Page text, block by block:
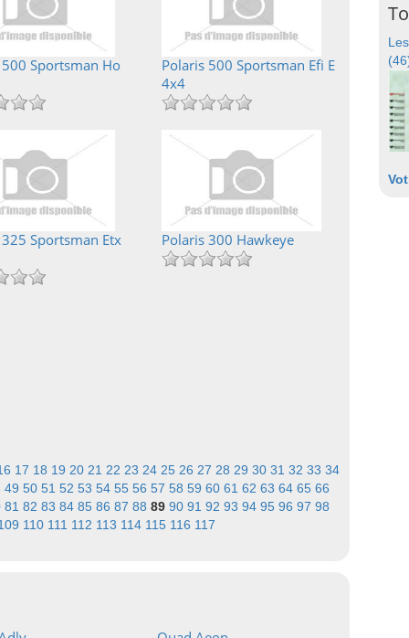
Sportsman Ho
Polaris 500 Sportsman Efi E
4x4
Sportsman Etx Polaris 300 Hawkeye
17 18 19 20 21 22 23 24 25 26 27 28 29 30 31 32 33 34
49 50 51 52 53 54 55 56 57 58 59 60 61 62 63 64 65 66
81 82 83 84 85 86 87 88 89 90 91 92 93 94 95 96 97 98
110 111 112 113 114 115 116 117